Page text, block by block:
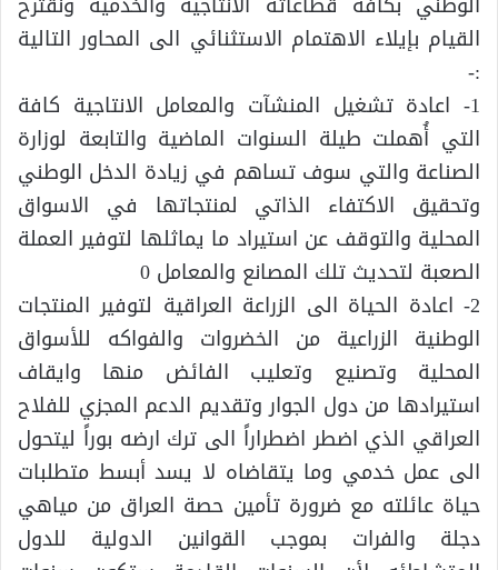
القيام بإيلاء الاهتمام الاستثنائي الى المحاور التالية
:-
1- اعادة تشغيل المنشآت والمعامل الانتاجية كافة
التي أُهملت طيلة السنوات الماضية والتابعة لوزارة
الصناعة والتي سوف تساهم في زيادة الدخل الوطني
وتحقيق الاكتفاء الذاتي لمنتجاتها في الاسواق
المحلية والتوقف عن استيراد ما يماثلها لتوفير العملة
الصعبة لتحديث تلك المصانع والمعامل 0
2- اعادة الحياة الى الزراعة العراقية لتوفير المنتجات
الوطنية الزراعية من الخضروات والفواكه للأسواق
المحلية وتصنيع وتعليب الفائض منها وايقاف
استيرادها من دول الجوار وتقديم الدعم المجزي للفلاح
العراقي الذي اضطر اضطراراً الى ترك ارضه بوراً ليتحول
الى عمل خدمي وما يتقاضاه لا يسد أبسط متطلبات
حياة عائلته مع ضرورة تأمين حصة العراق من مياهي
دجلة والفرات بموجب القوانين الدولية للدول